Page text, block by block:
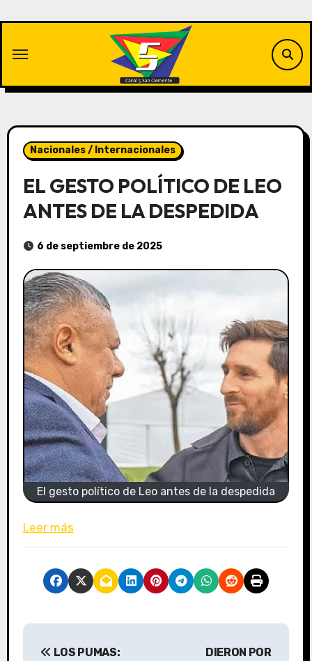
contenido
Nacionales / Internacionales
EL GESTO POLÍTICO DE LEO
ANTES DE LA DESPEDIDA
6 de septiembre de 2025
El gesto político de Leo antes de la despedida
Leer más
N
LOS PUMAS:
DIERON POR